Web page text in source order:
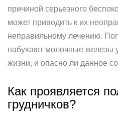
причиной серьезного
может приводить к их
неправильному лечению.
набухают молочные железы
жизни, и опасно ли данное
Как проявляется
грудничков?